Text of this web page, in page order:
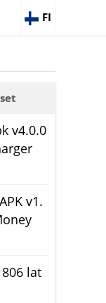
FI
v4.0.0
v1.
lat